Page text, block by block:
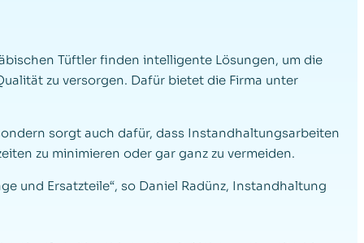
Tüftler finden intelligente Lösungen, um die
zu versorgen. Dafür bietet die Firma unter
sorgt auch dafür, dass Instandhaltungsarbeiten
zu minimieren oder gar ganz zu vermeiden.
und Ersatzteile“, so Daniel Radünz, Instandhaltung